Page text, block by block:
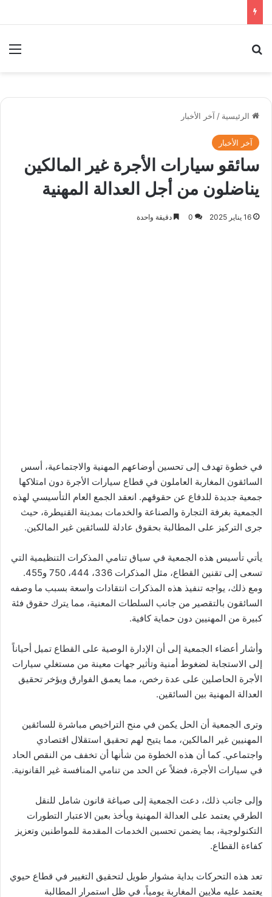
الرئيسية / آخر الأخبار
آخر الأخبار
سائقو سيارات الأجرة غير المالكين
يناضلون من أجل العدالة المهنية
16 يناير 2025 0 دقيقة واحدة
في خطوة تهدف إلى تحسين أوضاعهم المهنية والاجتماعية، أسس
السائقون المغاربة العاملون في قطاع سيارات الأجرة دون امتلاكها
جمعية جديدة للدفاع عن حقوقهم. انعقد الجمع العام التأسيسي لهذه
الجمعية بغرفة التجارة والصناعة والخدمات بمدينة القنيطرة، حيث
جرى التركيز على المطالبة بحقوق عادلة للسائقين غير المالكين.
يأتي تأسيس هذه الجمعية في سياق تنامي المذكرات التنظيمية التي
تسعى إلى تقنين القطاع، مثل المذكرات 336، 444، 750 و455.
ومع ذلك، يواجه تنفيذ هذه المذكرات انتقادات واسعة بسبب ما وصفه
السائقون بالتقصير من جانب السلطات المعنية، مما يترك حقوق فئة
كبيرة من المهنيين دون حماية كافية.
وأشار أعضاء الجمعية إلى أن الإدارة الوصية على القطاع تميل أحياناً
إلى الاستجابة لضغوط أمنية وتأثير جهات معينة من مستغلي سيارات
الأجرة الحاصلين على عدة رخص، مما يعمق الفوارق ويؤخر تحقيق
العدالة المهنية بين السائقين.
وترى الجمعية أن الحل يكمن في منح التراخيص مباشرة للسائقين
المهنيين غير المالكين، مما يتيح لهم تحقيق استقلال اقتصادي
واجتماعي. كما أن هذه الخطوة من شأنها أن تخفف من النقص الحاد
في سيارات الأجرة، فضلاً عن الحد من تنامي المنافسة غير القانونية.
وإلى جانب ذلك، دعت الجمعية إلى صياغة قانون شامل للنقل
الطرقي يعتمد على العدالة المهنية ويأخذ بعين الاعتبار التطورات
التكنولوجية، بما يضمن تحسين الخدمات المقدمة للمواطنين وتعزيز
كفاءة القطاع.
تعد هذه التحركات بداية مشوار طويل لتحقيق التغيير في قطاع حيوي
يعتمد عليه ملايين المغاربة يومياً، في ظل استمرار المطالبة